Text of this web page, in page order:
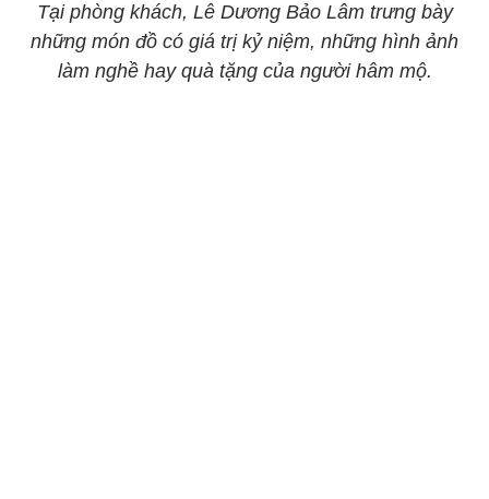
Tại phòng khách, Lê Dương Bảo Lâm trưng bày
những món đồ có giá trị kỷ niệm, những hình ảnh
làm nghề hay quà tặng của người hâm mộ.